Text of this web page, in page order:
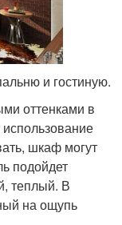
и гостиную.
оттенками в
шкаф могут
подойдет
теплый. В
на ощупь